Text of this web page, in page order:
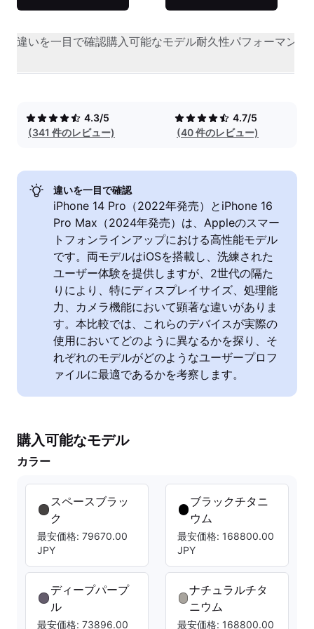
違いを一目で確認購入可能なモデル耐久性パフォーマンス
4.3/5
(341 件のレビュー)
4.7/5
(40 件のレビュー)
違いを一目で確認
iPhone 14 Pro（2022年発売）とiPhone 16
Pro Max（2024年発売）は、Appleのスマー
トフォンラインアップにおける高性能モデル
です。両モデルはiOSを搭載し、洗練された
ユーザー体験を提供しますが、2世代の隔た
りにより、特にディスプレイサイズ、処理能
力、カメラ機能において顕著な違いがありま
す。本比較では、これらのデバイスが実際の
使用においてどのように異なるかを探り、そ
れぞれのモデルがどのようなユーザープロフ
ァイルに最適であるかを考察します。
購入可能なモデル
カラー
スペースブラッ
ク
最安価格: 79670.00
JPY
ディープパープ
ル
最安価格: 73896.00
ブラックチタニ
ウム
最安価格: 168800.00
JPY
ナチュラルチタ
ニウム
最安価格: 168800.00